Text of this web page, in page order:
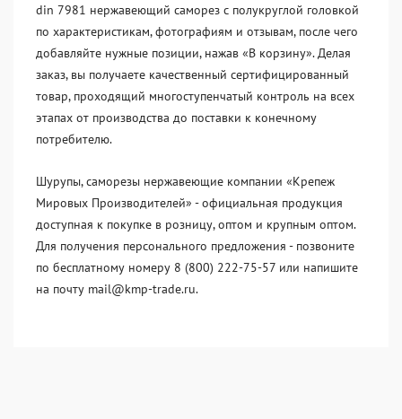
din 7981 нержавеющий саморез с полукруглой головкой
по характеристикам, фотографиям и отзывам, после чего
добавляйте нужные позиции, нажав «В корзину». Делая
заказ, вы получаете качественный сертифицированный
товар, проходящий многоступенчатый контроль на всех
этапах от производства до поставки к конечному
потребителю.
Шурупы, саморезы нержавеющие компании «Крепеж
Мировых Производителей» - официальная продукция
доступная к покупке в розницу, оптом и крупным оптом.
Для получения персонального предложения - позвоните
по бесплатному номеру 8 (800) 222-75-57 или напишите
на почту mail@kmp-trade.ru.